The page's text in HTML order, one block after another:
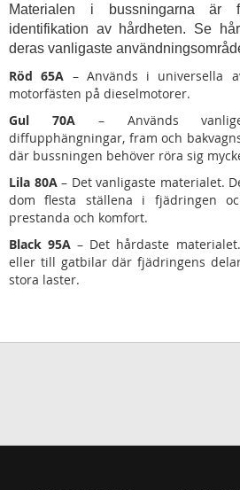
Materialen i bussningarna är
identifikation av hårdheten. Se
deras vanligaste
Röd 65A – Används i universella
motorfästen på dieselmotorer.
Gul 70A– Används
diffupphängningar, fram och
där bussningen behöver röra sig
Lila 80A– Det vanligaste materialet.
dom flesta ställena i fjädringen
prestanda och komfort.
Black 95A – Det hårdaste
eller till gatbilar där fjädringens
stora laster.